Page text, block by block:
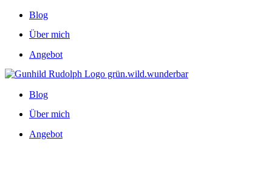
Blog
Über mich
Angebot
Blog
Über mich
Angebot